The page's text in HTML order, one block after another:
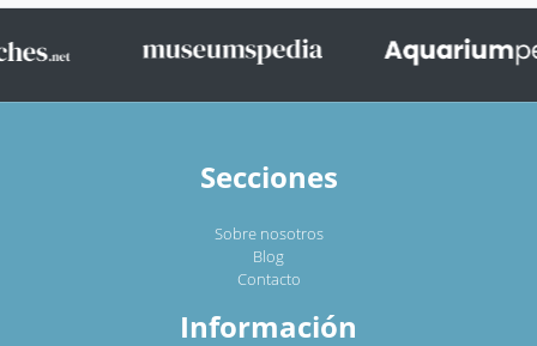
Secciones
Sobre nosotros
Blog
Contacto
Información